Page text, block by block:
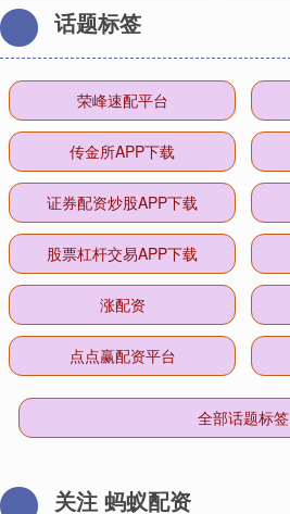
话题标签
荣峰速配平台
传金所APP下载
证券配资炒股APP下载
股票杠杆交易APP下载
涨配资
点点赢配资平台
全部话题标签
关注 蚂蚁配资